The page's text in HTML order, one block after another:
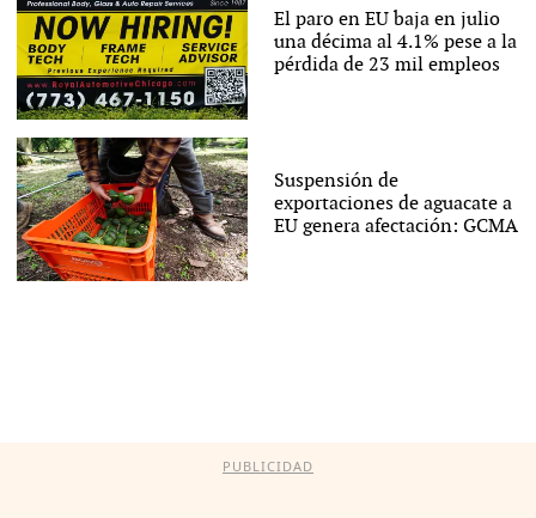
El paro en EU baja en julio
una décima al 4.1% pese a la
pérdida de 23 mil empleos
Suspensión de
exportaciones de aguacate a
EU genera afectación: GCMA
PUBLICIDAD